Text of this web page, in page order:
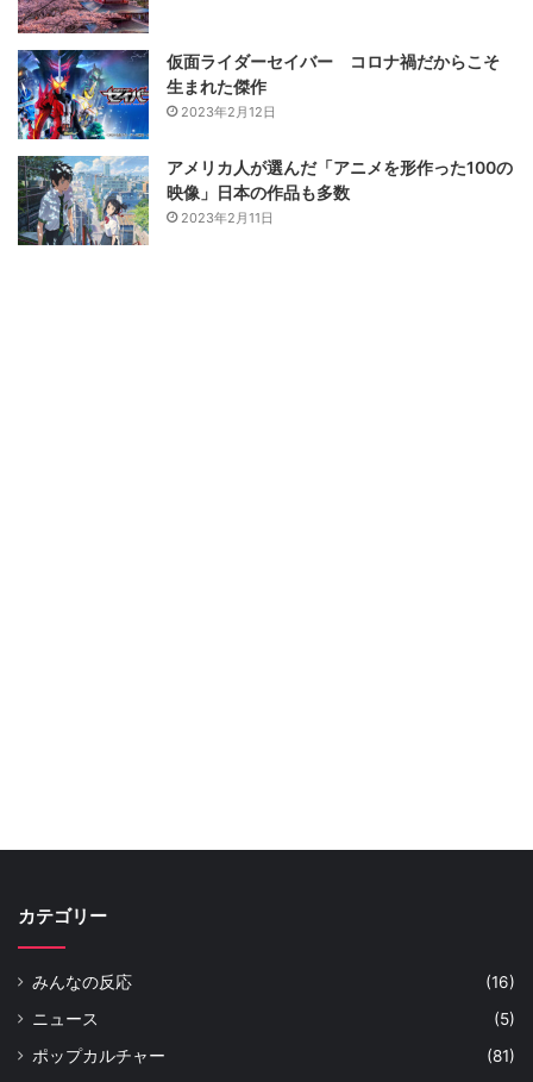
仮面ライダーセイバー コロナ禍だからこそ
生まれた傑作
2023年2月12日
アメリカ人が選んだ「アニメを形作った100の
映像」日本の作品も多数
2023年2月11日
カテゴリー
みんなの反応
(16)
ニュース
(5)
ポップカルチャー
(81)